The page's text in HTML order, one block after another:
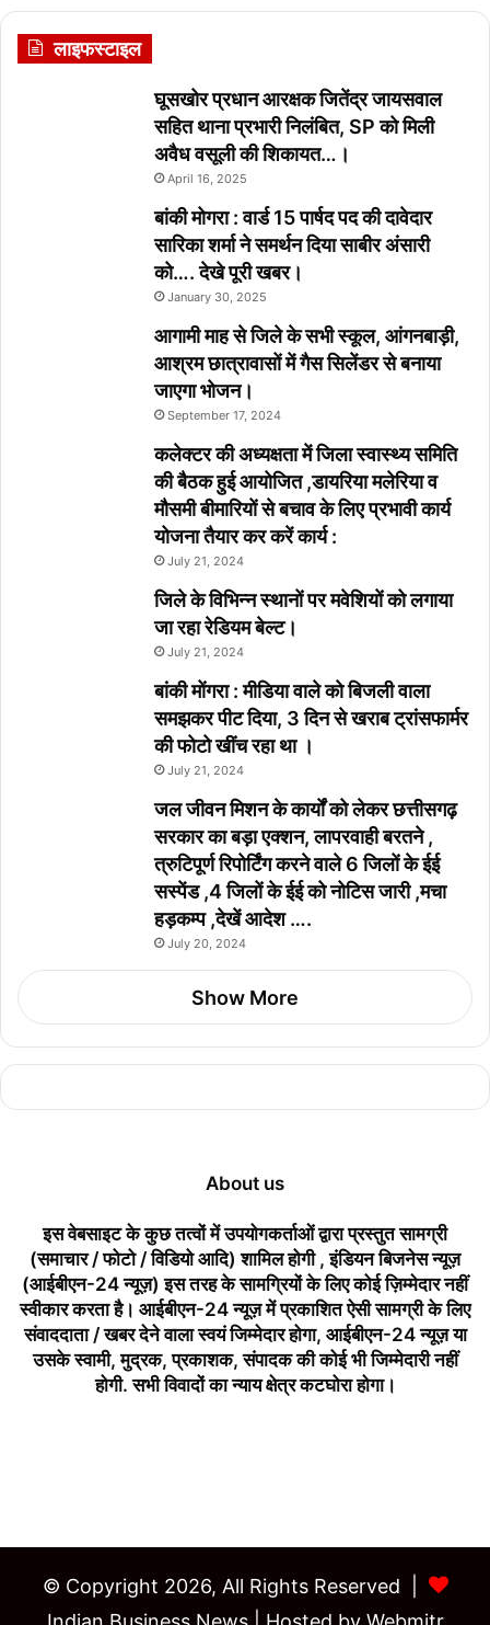
लाइफस्टाइल
घूसखोर प्रधान आरक्षक जितेंद्र जायसवाल
सहित थाना प्रभारी निलंबित, SP को मिली
अवैध वसूली की शिकायत…।
April 16, 2025
बांकी मोगरा : वार्ड 15 पार्षद पद की दावेदार
सारिका शर्मा ने समर्थन दिया साबीर अंसारी
को…. देखे पूरी खबर।
January 30, 2025
आगामी माह से जिले के सभी स्कूल, आंगनबाड़ी,
आश्रम छात्रावासों में गैस सिलेंडर से बनाया
जाएगा भोजन।
September 17, 2024
कलेक्टर की अध्यक्षता में जिला स्वास्थ्य समिति
की बैठक हुई आयोजित ,डायरिया मलेरिया व
मौसमी बीमारियों से बचाव के लिए प्रभावी कार्य
योजना तैयार कर करें कार्य :
July 21, 2024
जिले के विभिन्न स्थानों पर मवेशियों को लगाया
जा रहा रेडियम बेल्ट।
July 21, 2024
बांकी मोंगरा : मीडिया वाले को बिजली वाला
समझकर पीट दिया, 3 दिन से खराब ट्रांसफार्मर
की फोटो खींच रहा था ।
July 21, 2024
जल जीवन मिशन के कार्यों को लेकर छत्तीसगढ़
सरकार का बड़ा एक्शन, लापरवाही बरतने ,
त्रुटिपूर्ण रिपोर्टिंग करने वाले 6 जिलों के ईई
सस्पेंड ,4 जिलों के ईई को नोटिस जारी ,मचा
हड़कम्प ,देखें आदेश ….
July 20, 2024
Show More
About us
इस वेबसाइट के कुछ तत्वों में उपयोगकर्ताओं द्वारा प्रस्तुत सामग्री
(समाचार / फोटो / विडियो आदि) शामिल होगी , इंडियन बिजनेस न्यूज़
(आईबीएन-24 न्यूज़) इस तरह के सामग्रियों के लिए कोई ज़िम्मेदार नहीं
स्वीकार करता है। आईबीएन-24 न्यूज़ में प्रकाशित ऐसी सामग्री के लिए
संवाददाता / खबर देने वाला स्वयं जिम्मेदार होगा, आईबीएन-24 न्यूज़ या
उसके स्वामी, मुद्रक, प्रकाशक, संपादक की कोई भी जिम्मेदारी नहीं
होगी. सभी विवादों का न्याय क्षेत्र कटघोरा होगा।
© Copyright 2026, All Rights Reserved |